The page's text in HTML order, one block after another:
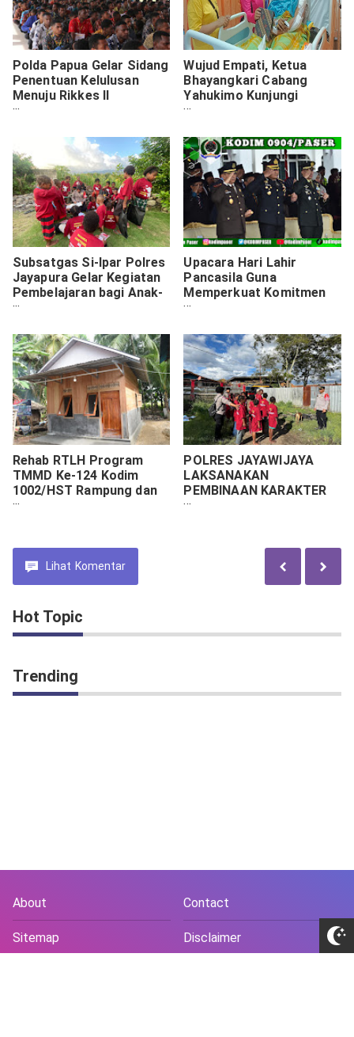
Polda Papua Gelar Sidang
Penentuan Kelulusan
Menuju Rikkes II
Penerimaan Polri T.A
Wujud Empati, Ketua
Bhayangkari Cabang
Yahukimo Kunjungi
Anggota Polres
Pembacokan.
Subsatgas Si-Ipar Polres
Jayapura Gelar Kegiatan
Pembelajaran bagi Anak-
anak dan mama-mama di
Hebron, Sentani
Upacara Hari Lahir
Pancasila Guna
Memperkuat Komitmen
Terhadap Pancasila
Rehab RTLH Program
TMMD Ke-124 Kodim
1002/HST Rampung dan
Siap Diserahkan
POLRES JAYAWIJAYA
LAKSANAKAN
PEMBINAAN KARAKTER
MELALUI OPERASI
YALI-YAHUKIMO
Lihat Komentar
Hot Topic
Trending
About Contact
Sitemap Disclaimer